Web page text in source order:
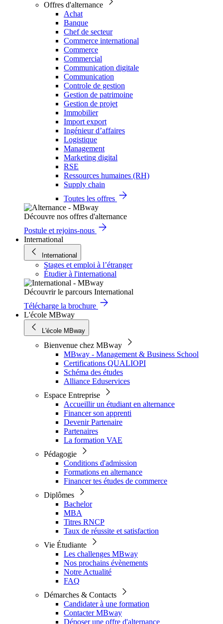
Offres d'alternance
Achat
Banque
Chef de secteur
Commerce international
Commerce
Commercial
Communication digitale
Communication
Controle de gestion
Gestion de patrimoine
Gestion de projet
Immobilier
Import export
Ingénieur d’affaires
Logistique
Management
Marketing digital
RSE
Ressources humaines (RH)
Supply chain
Toutes les offres
Découvre nos offres d'alternance
Postule et rejoins-nous
International
International
Stages et emploi à l’étranger
Étudier à l'international
Découvrir le parcours International
Télécharge la brochure
L'école MBway
L'école MBway
Bienvenue chez MBway
MBway - Management & Business School
Certifications QUALIOPI
Schéma des études
Alliance Eduservices
Espace Entreprise
Accueillir un étudiant en alternance
Financer son apprenti
Devenir Partenaire
Partenaires
La formation VAE
Pédagogie
Conditions d'admission
Formations en alternance
Financer tes études de commerce
Diplômes
Bachelor
MBA
Titres RNCP
Taux de réussite et satisfaction
Vie Étudiante
Les challenges MBway
Nos prochains évènements
Notre Actualité
FAQ
Démarches & Contacts
Candidater à une formation
Contacter MBway
Déposer une offre d'alternance